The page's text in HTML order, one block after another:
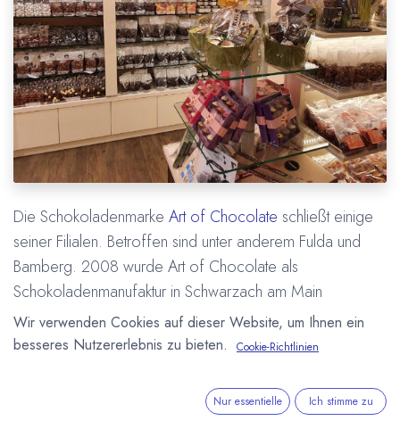
Die Schokoladenmarke Art of Chocolate schließt einige
seiner Filialen. Betroffen sind unter anderem Fulda und
Bamberg. 2008 wurde Art of Chocolate als
Schokoladenmanufaktur in Schwarzach am Main
gegründet und wuchs in der Folge um zahlreiche Filialen in
ganz Deutschland und den Niederlanden. 2021
Hussel Filialen. Seit einigen Jahren gehört Art of
The Chocolate FamilyGruppe.
Wir verwenden Cookies auf dieser Website, um Ihnen ein
besseres Nutzererlebnis zu bieten.
Cookie-Richtlinien
Nur essentielle Ich stimme zu